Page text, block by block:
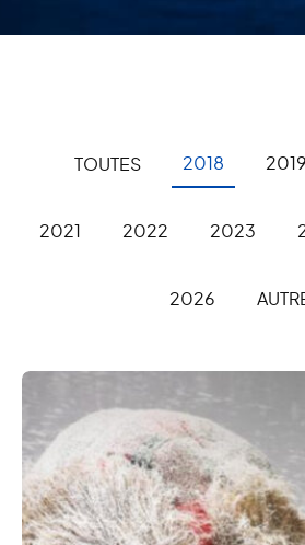
2018 2019
2021 2022 2023
2026